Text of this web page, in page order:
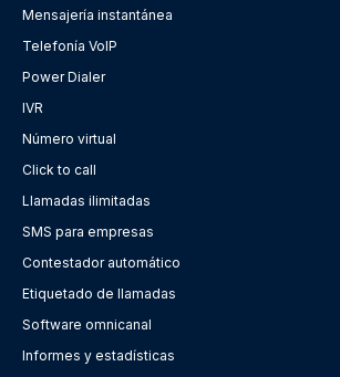
Mensajería instantánea
Telefonía VoIP
Power Dialer
IVR
Número virtual
Click to call
Llamadas ilimitadas
SMS para empresas
Contestador automático
Etiquetado de llamadas
Software omnicanal
Informes y estadísticas